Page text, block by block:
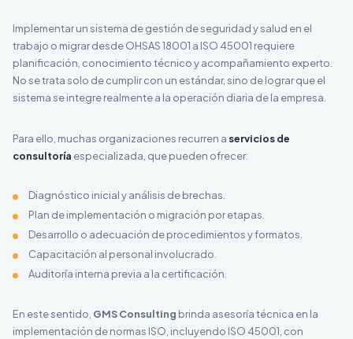
Implementar un sistema de gestión de seguridad y salud en el
trabajo o migrar desde OHSAS 18001 a ISO 45001 requiere
planificación, conocimiento técnico y acompañamiento experto.
No se trata solo de cumplir con un estándar, sino de lograr que el
sistema se integre realmente a la operación diaria de la empresa.
Para ello, muchas organizaciones recurren a servicios de
consultoría especializada, que pueden ofrecer:
Diagnóstico inicial y análisis de brechas.
Plan de implementación o migración por etapas.
Desarrollo o adecuación de procedimientos y formatos.
Capacitación al personal involucrado.
Auditoría interna previa a la certificación.
En este sentido, GMS Consulting brinda asesoría técnica en la
implementación de normas ISO, incluyendo ISO 45001, con